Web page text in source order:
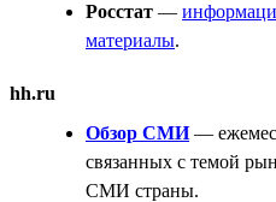
Росстат —
материалы.
hh.ru
Обзор СМИ—
связанных с темой
СМИ страны.